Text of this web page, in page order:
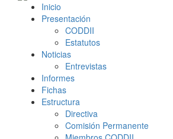
Inicio
Presentación
CODDII
Estatutos
Noticias
Entrevistas
Informes
Fichas
Estructura
Directiva
Comisión Permanente